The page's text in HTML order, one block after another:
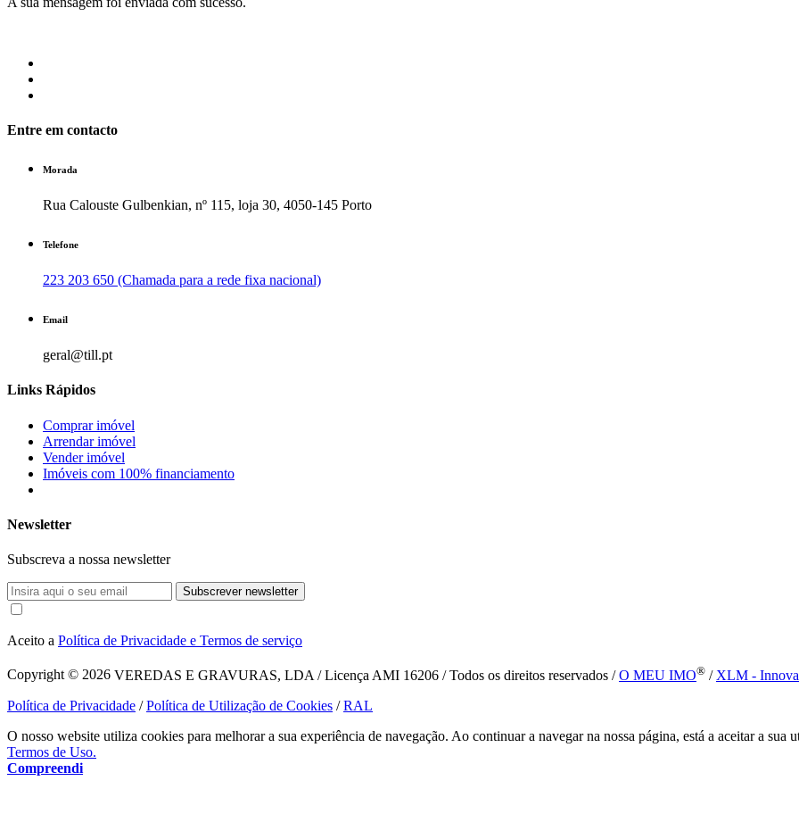
Entre em contacto
Morada
Rua Calouste Gulbenkian, nº 115, loja 30, 4050-145 Porto
Telefone
223 203 650 (Chamada para a rede fixa nacional)
Email
geral@till.pt
Links Rápidos
Comprar imóvel
Arrendar imóvel
Vender imóvel
Imóveis com 100% financiamento
Newsletter
Subscreva a nossa newsletter
Subscrever newsletter
Aceito a Política de Privacidade e Termos de serviço
Copyright © 2026 VEREDAS E GRAVURAS, LDA / Licença AMI 16206 / Todos os direitos reservados /O MEU IMO® / XLM -
Política de Privacidade /Política de Utilização de Cookies /RAL
O nosso website utiliza cookies para melhorar a sua experiência de navegação. Ao continuar a navegar na nossa página, está a aceitar a sua
Termos de Uso.
Compreendi